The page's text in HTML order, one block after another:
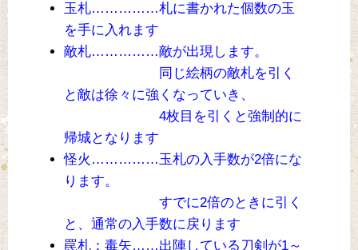
玉札……………札に書かれた個数の玉
を手に入れます
敵札……………敵が出現します。
同じ絵柄の敵札を引く
と敵は徐々に強くなっていき、
4枚目を引くと強制的に
帰城となります
怪火……………玉札の入手数が2倍にな
ります。
すでに2倍のときに引く
と、通常の入手数に戻ります
罠札：毒矢……出陣している刀剣が1～